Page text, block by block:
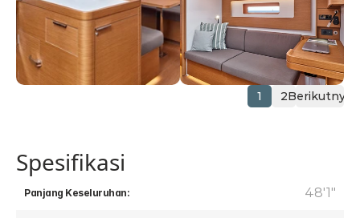
1 2Berikutnya
Spesifikasi
Panjang Keseluruhan: 48'1"